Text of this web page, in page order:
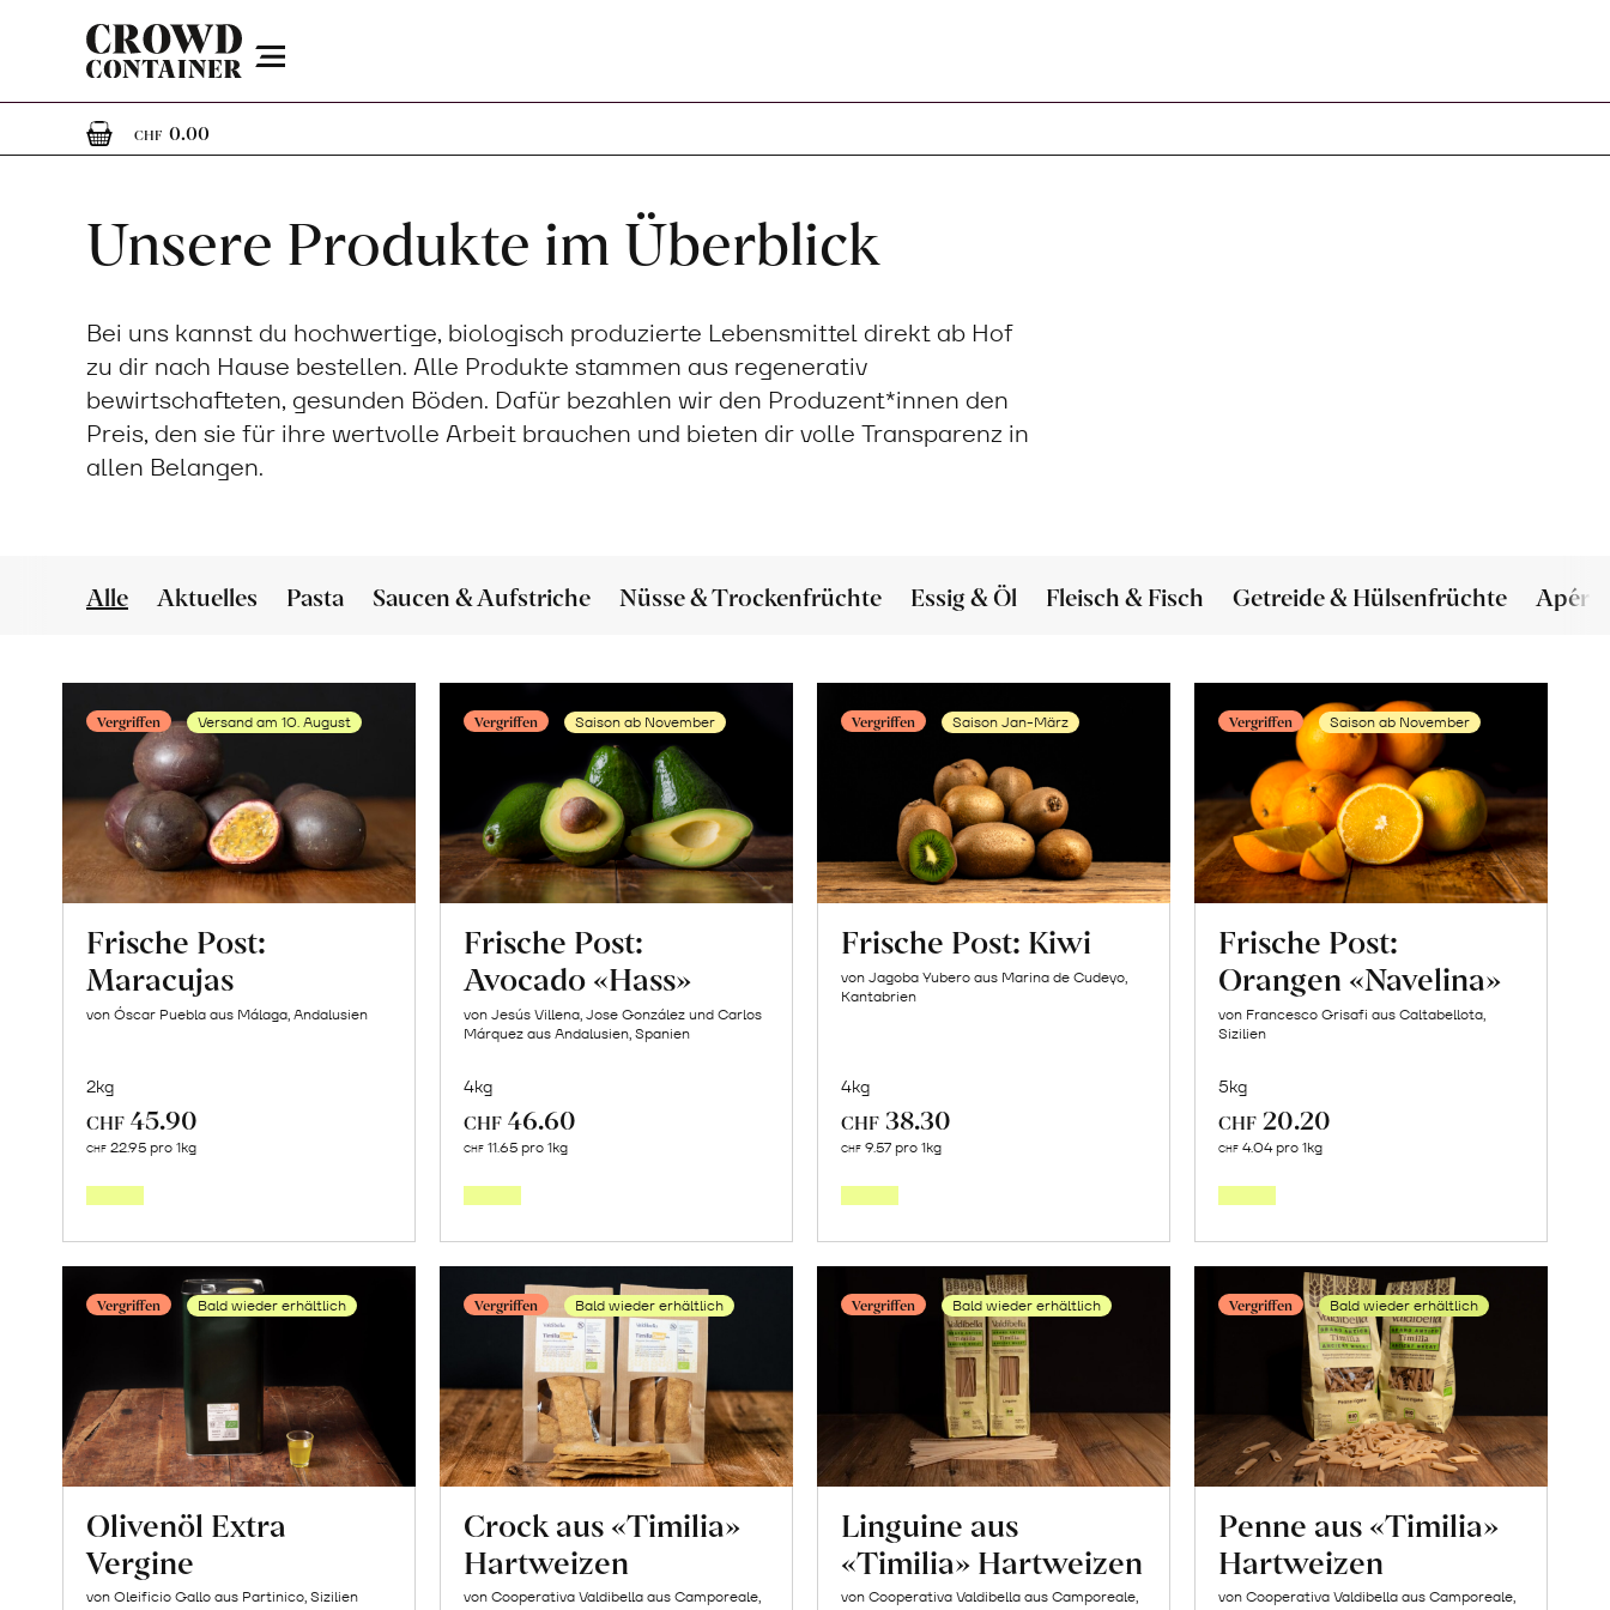
Menu
CHF 0.000 Artikel im Warenkorb
Unsere Produkte im Überblick
Bei uns kannst du hochwertige, biologisch produzierte Lebensmittel direkt ab Hof
zu dir nach Hause bestellen. Alle Produkte stammen aus regenerativ
bewirtschafteten, gesunden Böden. Dafür bezahlen wir den Produzent*innen den
Preis, den sie für ihre wertvolle Arbeit brauchen und bieten dir volle Transparenz in
allen Belangen.
Alle Aktuelles Pasta Saucen & Aufstriche Nüsse & Trockenfrüchte Essig & Öl Fleisch & Fisch Getreide & Hülsenfrüchte Apéro
Vergriffen Versand am 10. August
Frische Post:
Maracujas
von Óscar Puebla aus Málaga, Andalusien
2kg
CHF 45.90
CHF 22.95 pro 1kg
Post:
Maracujas
erfahren
Vergriffen Saison ab November
Frische Post:
Avocado «Hass»
von Jesús Villena, Jose González und Carlos
Márquez aus Andalusien, Spanien
4kg
CHF 46.60
CHF 11.65 pro 1kg
Post:
Avocado
«Hass»
erfahren
Vergriffen Saison Jan-März
Frische Post: Kiwi
von Jagoba Yubero aus Marina de Cudeyo,
Kantabrien
4kg
CHF 38.30
CHF 9.57 pro 1kg
Post:
Kiwi
erfahren
Vergriffen Saison ab November
Frische Post:
Orangen «Navelina»
von Francesco Grisafi aus Caltabellota,
Sizilien
5kg
CHF 20.20
CHF 4.04 pro 1kg
Post:
Orangen
«Navelina»
erfahren
Vergriffen Bald wieder erhältlich
Olivenöl Extra
Vergine
von Oleificio Gallo aus Partinico, Sizilien
Vergriffen Bald wieder erhältlich
Crock aus «Timilia»
Hartweizen
von Cooperativa Valdibella aus Camporeale,
Vergriffen Bald wieder erhältlich
Linguine aus
«Timilia» Hartweizen
von Cooperativa Valdibella aus Camporeale,
Vergriffen Bald wieder erhältlich
Penne aus «Timilia»
Hartweizen
von Cooperativa Valdibella aus Camporeale,